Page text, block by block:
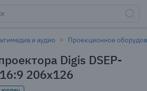
и аудио Проекционное
Digis DSEP-
206x126